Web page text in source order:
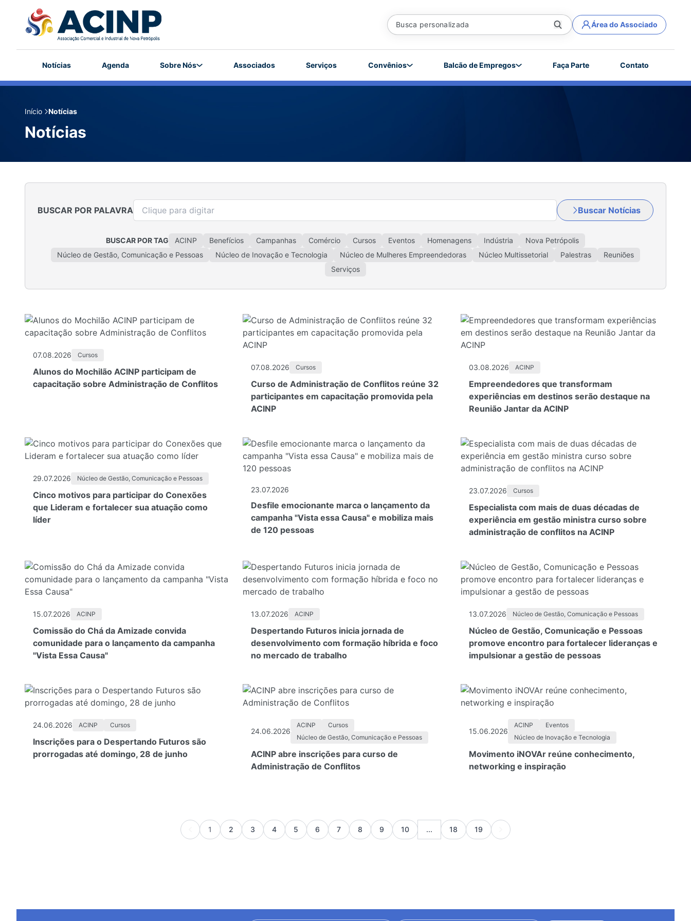
Área do Associado
Notícias Agenda Sobre Nós Associados Serviços Convênios Balcão de Empregos Faça Parte Contato
Início Notícias
Notícias
BUSCAR POR PALAVRA Buscar Notícias
BUSCAR POR TAG ACINP Benefícios Campanhas Comércio Cursos Eventos Homenagens Indústria
Nova Petrópolis
Núcleo de Gestão, Comunicação e Pessoas
Núcleo de Inovação e Tecnologia Núcleo de Mulheres Empreendedoras Núcleo Multissetorial Palestras
Reuniões
Serviços
07.08.2026 Cursos
Alunos do Mochilão ACINP participam de
capacitação sobre Administração de Conflitos
07.08.2026 Cursos
Curso de Administração de Conflitos reúne 32
participantes em capacitação promovida pela
ACINP
03.08.2026 ACINP
Empreendedores que transformam
experiências em destinos serão destaque na
Reunião Jantar da ACINP
29.07.2026 Núcleo de Gestão, Comunicação e Pessoas
Cinco motivos para participar do Conexões
que Lideram e fortalecer sua atuação como
líder
23.07.2026
Desfile emocionante marca o lançamento da
campanha "Vista essa Causa" e mobiliza mais
de 120 pessoas
23.07.2026 Cursos
Especialista com mais de duas décadas de
experiência em gestão ministra curso sobre
administração de conflitos na ACINP
15.07.2026 ACINP
Comissão do Chá da Amizade convida
comunidade para o lançamento da campanha
"Vista Essa Causa"
13.07.2026 ACINP
Despertando Futuros inicia jornada de
desenvolvimento com formação híbrida e foco
no mercado de trabalho
13.07.2026 Núcleo de Gestão, Comunicação e Pessoas
Núcleo de Gestão, Comunicação e Pessoas
promove encontro para fortalecer lideranças e
impulsionar a gestão de pessoas
24.06.2026 ACINP Cursos
Inscrições para o Despertando Futuros são
prorrogadas até domingo, 28 de junho
24.06.2026
ACINP
Cursos
Núcleo de Gestão, Comunicação e Pessoas
ACINP abre inscrições para curso de
Administração de Conflitos
15.06.2026
ACINP
Eventos
Núcleo de Inovação e Tecnologia
Movimento iNOVAr reúne conhecimento,
networking e inspiração
1 2 3 4 5 6 7 8 9 10 ... 18 19